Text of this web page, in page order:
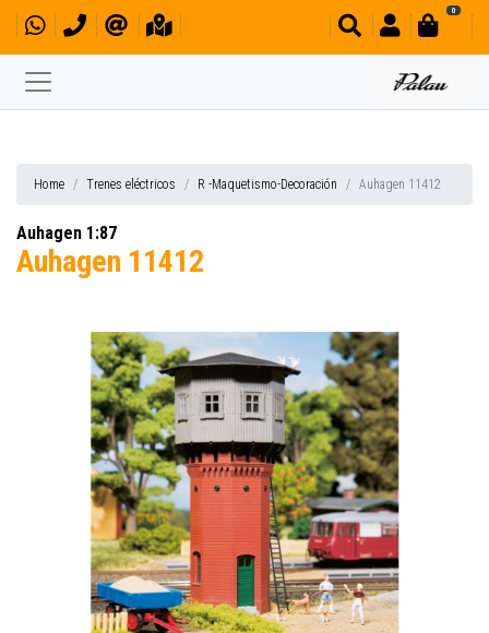
0
Home Trenes eléctricos R -Maquetismo-Decoración Auhagen 11412
Auhagen 1:87
Auhagen 11412